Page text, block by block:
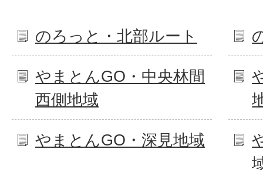
のろっと・北部ルート
やまとんGO・中央林間
西側地域
やまとんGO・深見地域